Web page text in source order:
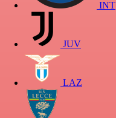
INT
JUV
LAZ